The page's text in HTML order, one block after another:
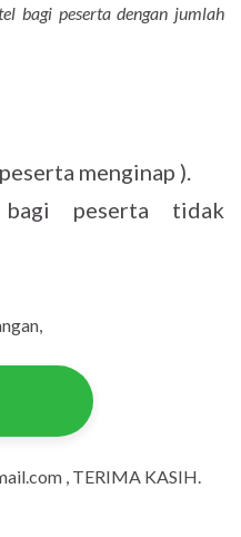
bagi peserta dengan jumlah
menginap ).
peserta tidak
, TERIMA KASIH.